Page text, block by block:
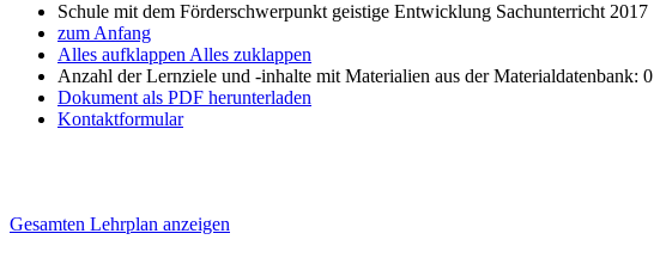
Schule mit dem Förderschwerpunkt geistige Entwicklung Sachunterricht 2017
zum Anfang
Alles aufklappen Alles zuklappen
Anzahl der Lernziele und -inhalte mit Materialien aus der Materialdatenbank: 0
Dokument als PDF herunterladen
Kontaktformular
Gesamten Lehrplan anzeigen